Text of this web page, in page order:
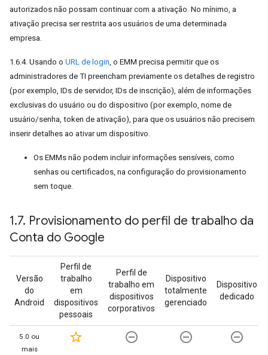
autorizados não possam continuar com a ativação. No mínimo, a
ativação precisa ser restrita aos usuários de uma determinada
empresa.
1.6.4. Usando o URL de login, o EMM precisa permitir que os
administradores de TI preencham previamente os detalhes de registro
(por exemplo, IDs de servidor, IDs de inscrição), além de informações
exclusivas do usuário ou do dispositivo (por exemplo, nome de
usuário/senha, token de ativação), para que os usuários não precisem
inserir detalhes ao ativar um dispositivo.
Os EMMs não podem incluir informações sensíveis, como
senhas ou certificados, na configuração do provisionamento
sem toque.
1.7. Provisionamento do perfil de trabalho da
Conta do Google
Versão
do
Android
Perfil de
trabalho
em
dispositivos
pessoais
Perfil de
trabalho em
dispositivos
corporativos
Dispositivo
totalmente
gerenciado
Dispositivo
dedicado
5.0 ou
mais
star_border remove_circle_outline remove_circle_outline remove_circle_outline